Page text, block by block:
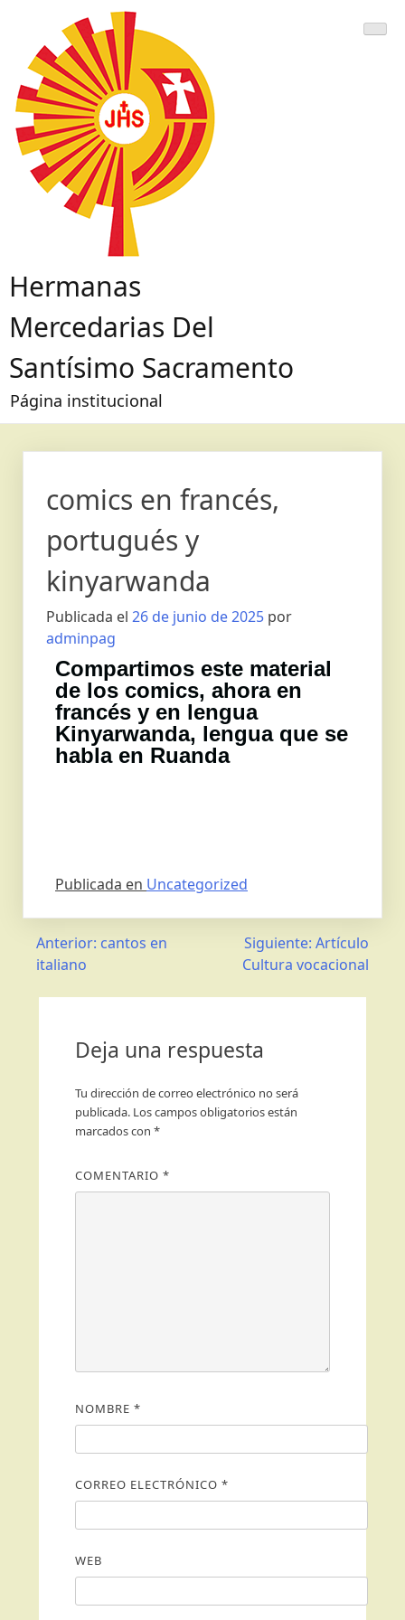
Hermanas
Mercedarias Del
Santísimo Sacramento
Página institucional
comics en francés,
portugués y
kinyarwanda
Publicada el 26 de junio de 2025 por
adminpag
Compartimos este material
de los comics, ahora en
francés y en lengua
Kinyarwanda, lengua que se
habla en Ruanda
Publicada en Uncategorized
Anterior: cantos en
italiano
Siguiente: Artículo
Cultura vocacional
Deja una respuesta
Tu dirección de correo electrónico no será
publicada. Los campos obligatorios están
marcados con *
COMENTARIO *
NOMBRE *
CORREO ELECTRÓNICO *
WEB